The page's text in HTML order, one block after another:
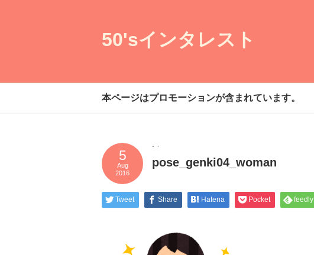
50'sインタレスト
本ページはプロモーションが含まれています。
5
Aug
2016
pose_genki04_woman
Tweet Share Hatena Pocket feedly